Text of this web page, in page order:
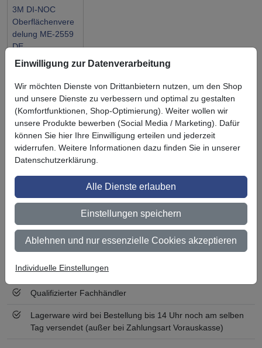
3M DI-NOC
Oberflächenvere
delung ME-2559
DE
Ihre Vorteile bei uns
3M BestPartner Commercial Solutions
Persönliche Beratung und Betreuung
Keine Mindestbestellmenge
Ab 300 € Nettowarenwert versandkostenfrei (innerhalb
Zertifiziert nach ISO 9001
Qualifizierter Fachhändler
Lagerware wird bei Bestellung bis 14 Uhr noch am selben
Tag versendet (außer bei Zahlungsart Vorauskasse)
Einwilligung zur Datenverarbeitung
Wir möchten Dienste von Drittanbietern nutzen, um den Shop
und unsere Dienste zu verbessern und optimal zu gestalten
(Komfortfunktionen, Shop-Optimierung). Weiter wollen wir
unsere Produkte bewerben (Social Media / Marketing). Dafür
können Sie hier Ihre Einwilligung erteilen und jederzeit
widerrufen. Weitere Informationen dazu finden Sie in unserer
Datenschutzerklärung.
Alle Dienste erlauben
Einstellungen speichern
Ablehnen und nur essenzielle Cookies akzeptieren
Individuelle Einstellungen